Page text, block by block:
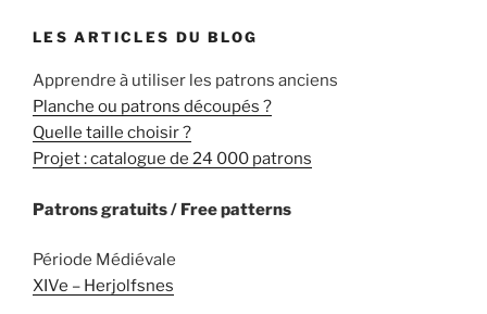
LES ARTICLES DU BLOG
Apprendre à utiliser les patrons anciens
Planche ou patrons découpés ?
Quelle taille choisir ?
Projet : catalogue de 24 000 patrons
Patrons gratuits / Free patterns
Période Médiévale
XIVe – Herjolfsnes